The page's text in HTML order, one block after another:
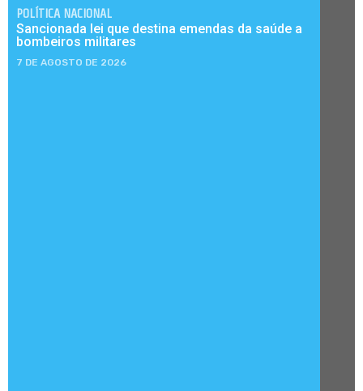
POLÍTICA NACIONAL
Sancionada lei que destina emendas da saúde a
bombeiros militares
7 DE AGOSTO DE 2026